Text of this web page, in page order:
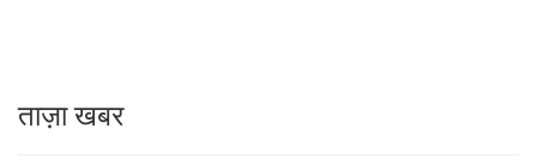
ताज़ा खबर